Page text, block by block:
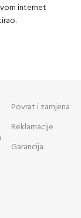
internet
Povrat i zamjena
Reklamacije
Garancija